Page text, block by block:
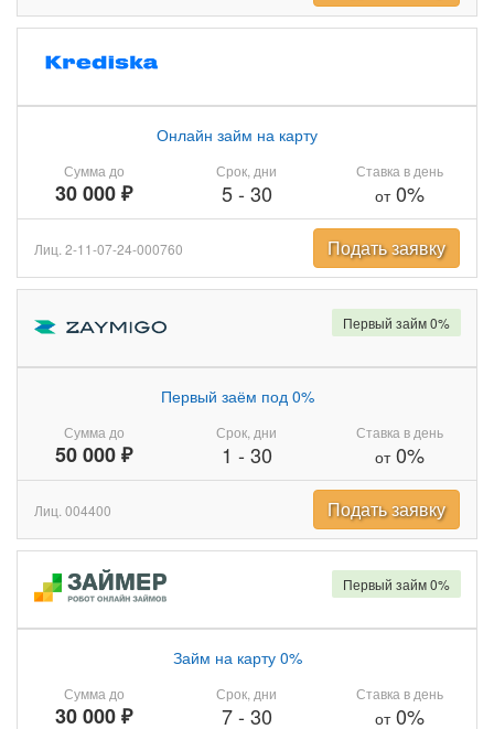
Сумма до
30 000 ₽
Онлайн займ на карту
Срок, дни
5- 30
Ставка в день
от0%
Лиц. 2-11-07-24-000760 Подать заявку
Сумма до
50 000 ₽
Первый заём под 0%
Срок, дни
1 - 30
Ставка в день
от0%
Первый займ 0%
Лиц. 004400 Подать заявку
Сумма до
30 000 ₽
Займ на карту 0%
Срок, дни
7- 30
Ставка в день
от0%
Первый займ 0%